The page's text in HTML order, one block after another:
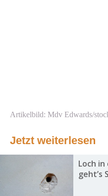
Artikelbild: Mdv Edwards/
Jetzt weiterlesen
Loch